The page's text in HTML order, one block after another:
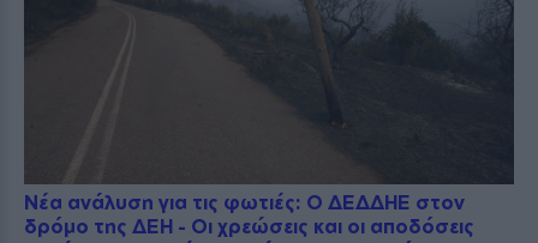
Νέα ανάλυση για τις φωτιές: Ο ΔΕΔΔΗΕ στον
δρόμο της ΔΕΗ - Οι χρεώσεις και οι αποδόσεις